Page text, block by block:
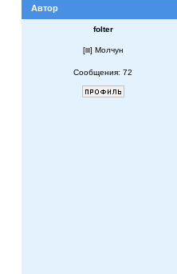
Автор
folter
[ ] Молчун
Сообщения: 72